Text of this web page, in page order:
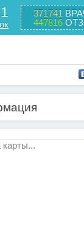
371741
447816
карты...